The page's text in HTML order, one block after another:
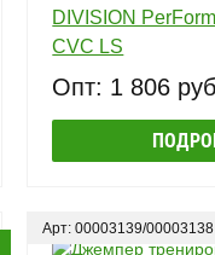
DIVISION
CVC LS
Опт: 1 806
Арт: 00003139/00003138